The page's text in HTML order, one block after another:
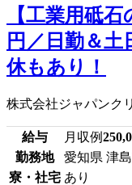
【工業用砥
円／日勤＆
休もあり！
株式会社ジャパンク
給与 月収例
勤務地
愛知県 津
寮・社宅 あり